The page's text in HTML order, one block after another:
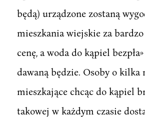
będą) urządzone zostaną
mieszkania wiejskie za
cenę, a woda do kąpiel
dawaną będzie. Osoby o kilka
mieszkające chcąc do kąpiel
takowej w każdym czasie